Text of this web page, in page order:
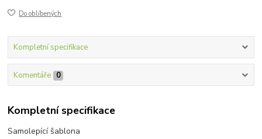
Do oblíbených
Kompletní specifikace
Komentáře 0
Kompletní specifikace
Samolepící šablona